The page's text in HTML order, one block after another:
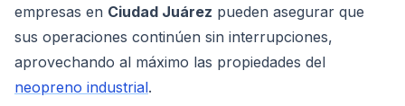
empresas en Ciudad Juárez pueden asegurar que
sus operaciones continúen sin interrupciones,
aprovechando al máximo las propiedades del
neopreno industrial.